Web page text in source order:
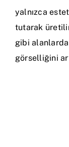
yalnızca
tutarak
gibi
görselliğini